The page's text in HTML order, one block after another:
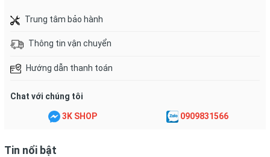
Trung tâm bảo hành
Thông tin vận chuyển
Hướng dẫn thanh toán
Chat với chúng tôi
3K SHOP 0909831566
Tin nổi bật